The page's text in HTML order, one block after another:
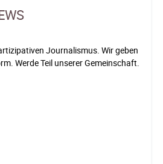
Journalismus. Wir geben
Werde Teil unserer Gemeinschaft.